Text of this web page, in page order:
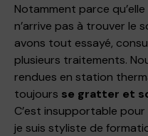
Notamment parce
n’arrive pas à trouver le
avons tout essayé,
plusieurs traitements.
rendues en station
toujours se gratter et
C’est insupportable
je suis styliste de